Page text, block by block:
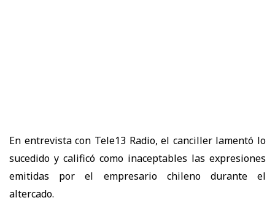
En entrevista con Tele13 Radio, el canciller lamentó lo
sucedido y calificó como inaceptables las expresiones
emitidas por el empresario chileno durante el
altercado.